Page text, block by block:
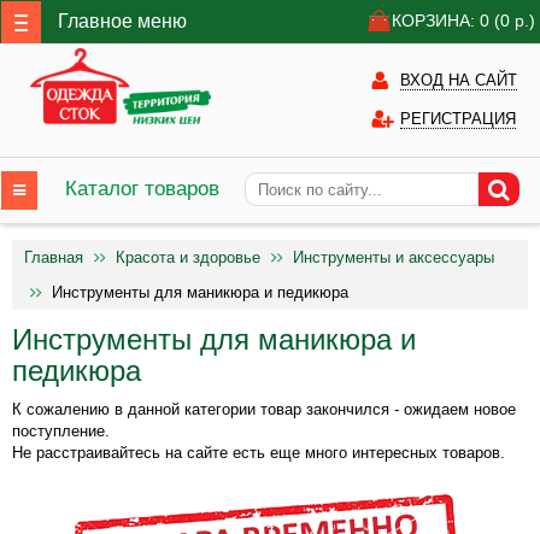
Главное меню КОРЗИНА: 0 (0 р.)
ВХОД НА САЙТ
РЕГИСТРАЦИЯ
Каталог товаров
Главная Красота и здоровье
Инструменты и аксессуары
Инструменты для маникюра и педикюра
Инструменты для маникюра и
педикюра
К сожалению в данной категории товар закончился - ожидаем новое
поступление.
Не расстраивайтесь на сайте есть еще много интересных товаров.